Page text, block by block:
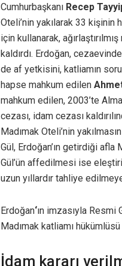
Cumhurbaşkanı Recep
Oteli’nin yakılarak 33
için kullanarak,
kaldırdı. Erdoğan,
de af yetkisini, katliamın
hapse mahkum edilen
mahkum edilen, 2003’te
cezası, idam cezası
Madımak Oteli’nin
Gül, Erdoğan’ın getirdiği afla
Gül’ün affedilmesi ise
uzun yıllardır tahliye
Erdoğan‘ın imzasıyla Resmi
Madımak katliamı
İdam kararı